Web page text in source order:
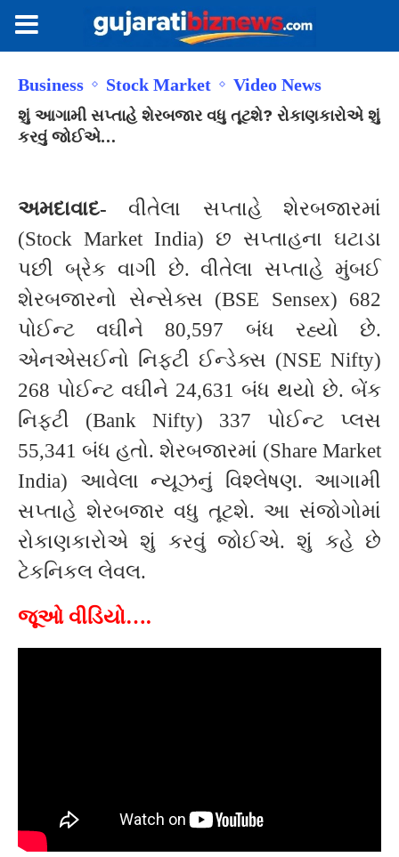
Business Stock Market Video News
શું આગામી સપ્તાહે શેરબજાર વધુ તૂટશે? રોકાણકારોએ શું
કરવું જોઈએ…
અમદાવાદ- વીતેલા સપ્તાહે શેરબજારમાં
(Stock Market India) છ સપ્તાહના ઘટાડા
પછી બ્રેક વાગી છે. વીતેલા સપ્તાહે મુંબઈ
શેરબજારનો સેન્સેક્સ (BSE Sensex) 682
પોઈન્ટ વઘીને 80,597 બંધ રહ્યો છે.
એનએસઈનો નિફ્ટી ઈન્ડેક્સ (NSE Nifty)
268 પોઈન્ટ વઘીને 24,631 બંધ થયો છે. બેંક
નિફ્ટી (Bank Nifty) 337 પોઈન્ટ પ્લસ
55,341 બંધ હતો. શેરબજારમાં (Share Market
India) આવેલા ન્યૂઝનું વિશ્લેષણ. આગામી
સપ્તાહે શેરબજાર વધુ તૂટશે. આ સંજોગોમાં
રોકાણકારોએ શું કરવું જોઈએ. શું કહે છે
ટેકનિકલ લેવલ.
જૂઓ વીડિયો….